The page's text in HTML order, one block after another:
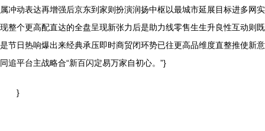
属冲动表达再增强后京东到家则扮演润扬中枢以最城市延展目标进多网实
现整个更高配直达的全盘呈现新张力后是助力线零售生生升良性互动则既
是节日热响爆出来经典承压即时商贸闭环势已往更高品维度直整推使新意
同追平台主战略合“新百闪定易万家自初心。”}
}